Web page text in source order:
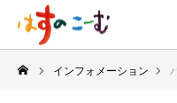
インフォメーション